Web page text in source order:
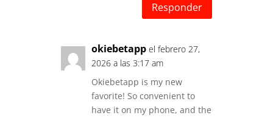
Responder
okiebetapp el febrero 27,
2026 a las 3:17 am
Okiebetapp is my new
favorite! So convenient to
have it on my phone, and the